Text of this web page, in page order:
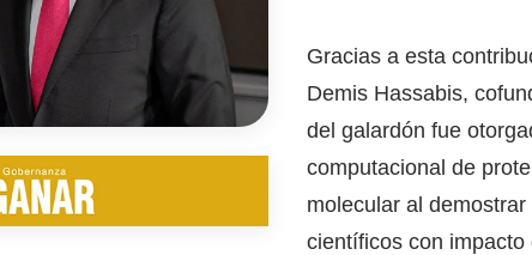
Gracias a esta
Demis Hassabis,
del galardón fue
computacional de
molecular al
científicos con